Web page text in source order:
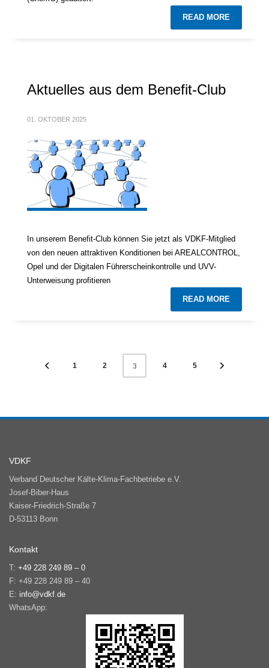
READ MORE
Aktuelles aus dem Benefit-Club
01. OKTOBER 2025
In unserem Benefit-Club können Sie jetzt als VDKF-Mitglied
von den neuen attraktiven Konditionen bei AREALCONTROL,
Opel und der Digitalen Führerscheinkontrolle und UVV-
Unterweisung profitieren
READ MORE
1 2 3 4 5
VDKF
Verband Deutscher Kälte-Klima-Fachbetriebe e.V.
Josef-Biber-Haus
Kaiser-Friedrich-Straße 7
D-53113 Bonn
Kontakt
T: +49 228 249 89 – 0
F: +49 228 249 89 – 40
E: info@vdkf.de
WhatsApp: